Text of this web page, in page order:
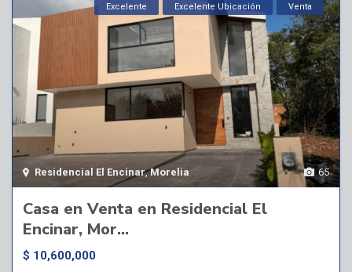
65
Residencial El Encinar,Morelia
Excelente Excelente Ubicación Venta
Casa en Venta en Residencial El
Encinar, Mor...
$ 10,600,000